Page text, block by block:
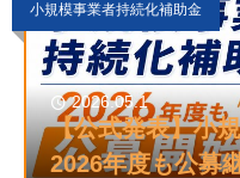
小規模事業者持続化補助金
2026.05.1
【公式発表】小
2026年度も公募